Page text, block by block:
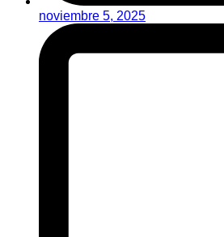
noviembre 5, 2025